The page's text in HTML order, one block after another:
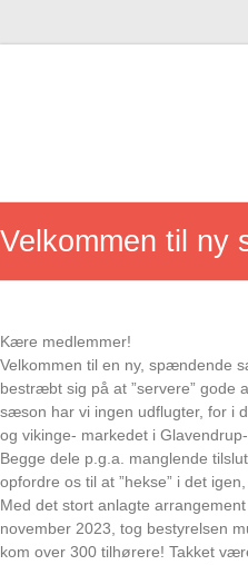
Velkommen til ny
Kære medlemmer!
Velkommen til en ny, spændende
bestræbt sig på at ”servere”
sæson har vi ingen udflugter, for i
og vikinge- markedet i
Begge dele p.g.a. manglende
opfordre os til at ”hekse” i det
Med det stort anlagte
november 2023, tog bestyrelsen
kom over 300 tilhørere! Takket